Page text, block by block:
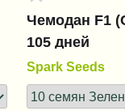
Чемодан F1
105 дней
Spark Seeds